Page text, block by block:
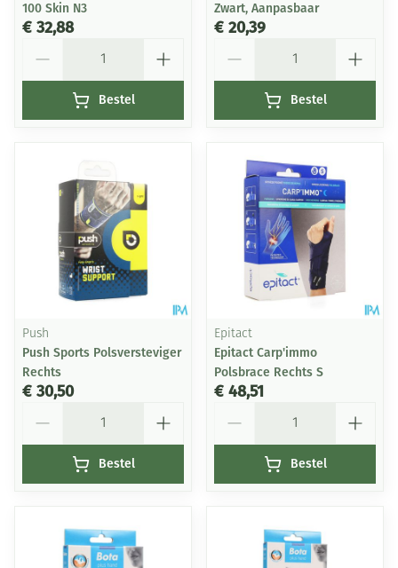
100 Skin N3
€ 32,88
Bestel
Zwart, Aanpasbaar
€ 20,39
Bestel
Push
Push Sports Polsversteviger
Rechts
€ 30,50
Bestel
Epitact
Epitact Carp'immo
Polsbrace Rechts S
€ 48,51
Bestel